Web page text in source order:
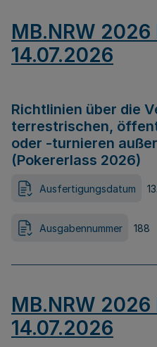
MB.NRW 2026
14.07.2026
Richtlinien über die
terrestrischen,
oder -turnieren
(Pokererlass 2026)
Ausfertigungsdatum
Ausgabennummer 188
MB.NRW 2026
14.07.2026